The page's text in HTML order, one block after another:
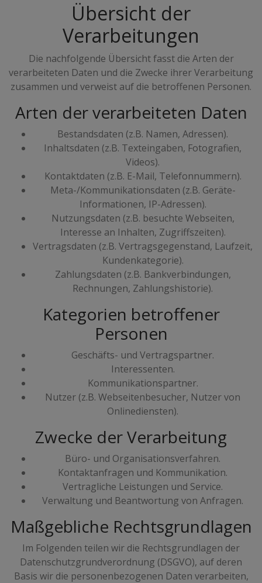
Übersicht der
Verarbeitungen
Die nachfolgende Übersicht fasst die Arten der
verarbeiteten Daten und die Zwecke ihrer Verarbeitung
zusammen und verweist auf die betroffenen Personen.
Arten der verarbeiteten Daten
Bestandsdaten (z.B. Namen, Adressen).
Inhaltsdaten (z.B. Texteingaben, Fotografien,
Videos).
Kontaktdaten (z.B. E-Mail, Telefonnummern).
Meta-/Kommunikationsdaten (z.B. Geräte-
Informationen, IP-Adressen).
Nutzungsdaten (z.B. besuchte Webseiten,
Interesse an Inhalten, Zugriffszeiten).
Vertragsdaten (z.B. Vertragsgegenstand, Laufzeit,
Kundenkategorie).
Zahlungsdaten (z.B. Bankverbindungen,
Rechnungen, Zahlungshistorie).
Kategorien betroffener
Personen
Geschäfts- und Vertragspartner.
Interessenten.
Kommunikationspartner.
Nutzer (z.B. Webseitenbesucher, Nutzer von
Onlinediensten).
Zwecke der Verarbeitung
Büro- und Organisationsverfahren.
Kontaktanfragen und Kommunikation.
Vertragliche Leistungen und Service.
Verwaltung und Beantwortung von Anfragen.
Maßgebliche Rechtsgrundlagen
Im Folgenden teilen wir die Rechtsgrundlagen der
Datenschutzgrundverordnung (DSGVO), auf deren
Basis wir die personenbezogenen Daten verarbeiten,